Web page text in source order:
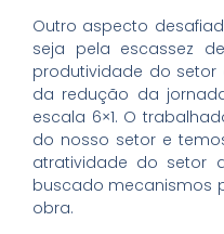
Outro aspecto
seja pela escassez
produtividade do
da redução da
escala 6×1. O
do nosso setor e
atratividade do setor
buscado mecanismos
obra.